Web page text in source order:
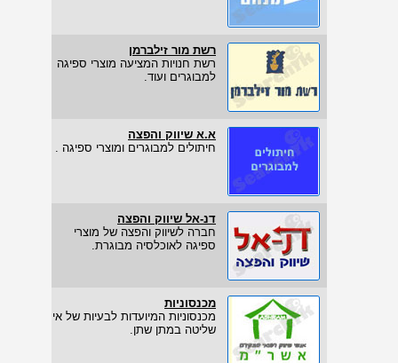
רשת מור זילברמן
רשת חנויות המציעה מוצרי ספיגה
למבוגרים ועוד.
א.א שיווק והפצה
חיתולים למבוגרים ומוצרי ספיגה .
דנ-אל שיווק והפצה
חברה לשיווק והפצה של מוצרי
ספיגה לאוכלסיה מבוגרת.
מכנסוניות
מכנסוניות המיועדות לבעיות של אי
שליטה במתן שתן.